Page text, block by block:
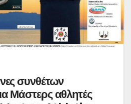
συνθέτων
Μάστερς αθλητές